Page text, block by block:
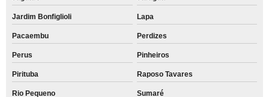
Jardim Bonfiglioli Lapa
Pacaembu Perdizes
Perus Pinheiros
Pirituba Raposo Tavares
Rio Pequeno Sumaré